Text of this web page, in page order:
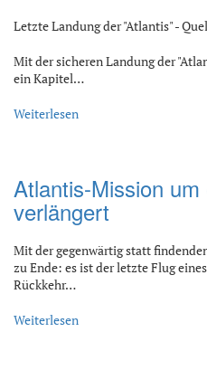
Letzte Landung der "Atlantis" -
Mit der sicheren Landung der
ein Kapitel…
Weiterlesen
Atlantis-Mission um
verlängert
Mit der gegenwärtig statt
zu Ende: es ist der letzte Flug
Rückkehr…
Weiterlesen